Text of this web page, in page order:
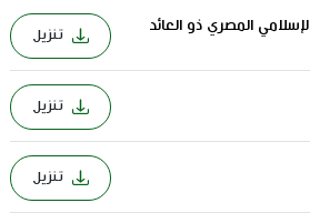
المصري ذو العائد
تنزيل
تنزيل
تنزيل